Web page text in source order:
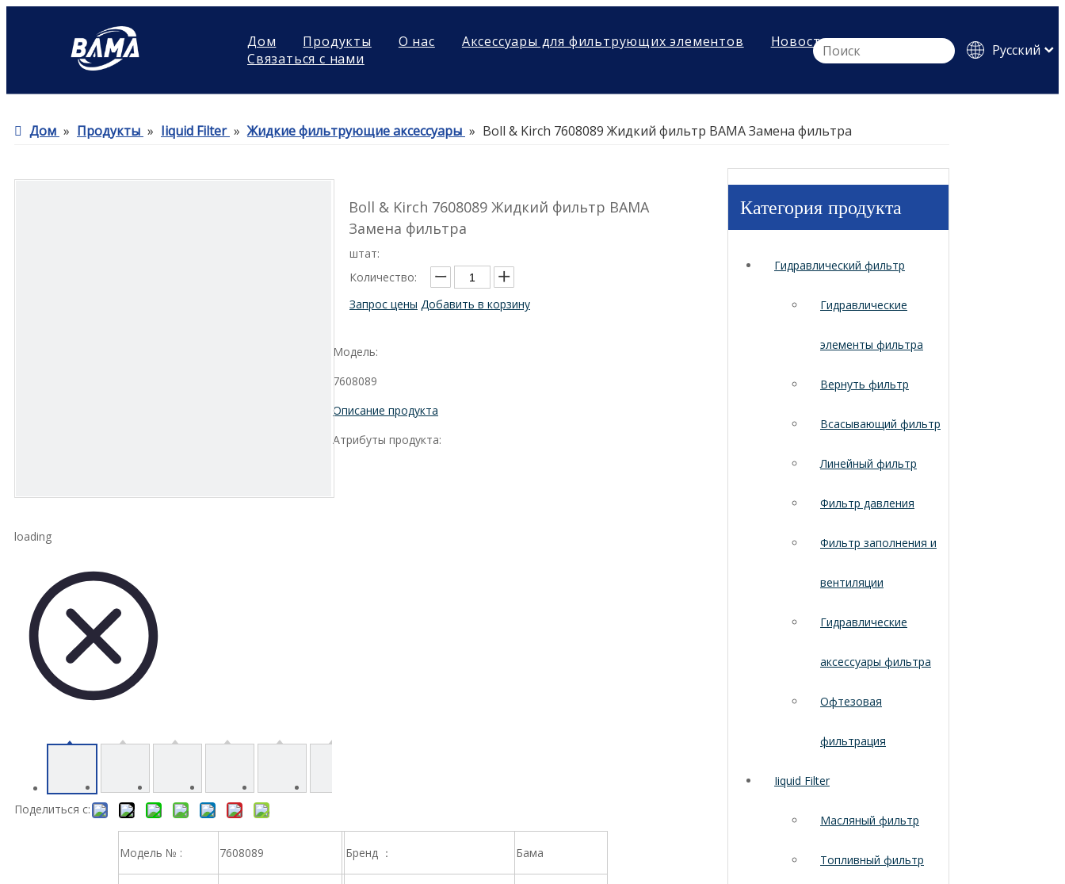
Дом Продукты О нас Аксессуары для фильтрующих элементов
Новости
Связаться с нами
Pусский
Дом » Продукты » Iiquid Filter » Жидкие фильтрующие аксессуары » Boll & Kirch 7608089 Жидкий фильтр BAMA Замена фильтра
loading
Поделиться с:
Boll & Kirch 7608089 Жидкий фильтр BAMA
Замена фильтра
штат:
Количество:
Запрос цены Добавить в корзину
Модель:
7608089
Описание продукта
Атрибуты продукта:
Модель № : 7608089 Бренд ： Бама
Категория продукта
Гидравлический фильтр
Гидравлические
элементы фильтра
Вернуть фильтр
Всасывающий фильтр
Линейный фильтр
Фильтр давления
Фильтр заполнения и
вентиляции
Гидравлические
аксессуары фильтра
Офтезовая
фильтрация
Iiquid Filter
Масляный фильтр
Топливный фильтр